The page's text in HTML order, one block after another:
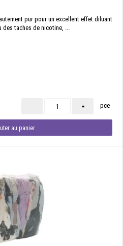
pur pour un excellent effet diluant
des taches de nicotine, ...
- + pce
au panier